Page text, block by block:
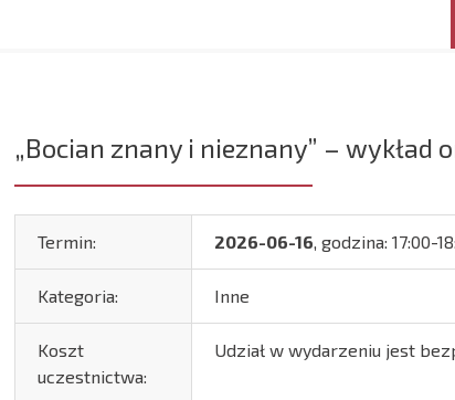
„Bocian znany i nieznany” – wykład
Termin: 2026-06-16, godzina: 17:00-
Kategoria: Inne
Koszt
uczestnictwa:
Udział w wydarzeniu jest